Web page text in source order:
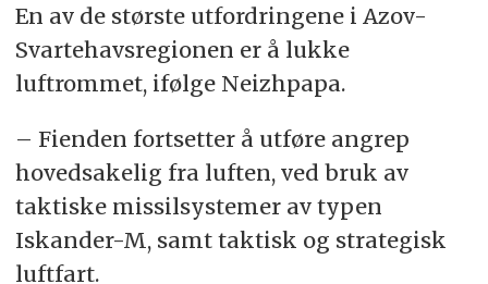
En av de største utfordringene i Azov-
Svartehavsregionen er å lukke
luftrommet, ifølge Neizhpapa.
– Fienden fortsetter å utføre angrep
hovedsakelig fra luften, ved bruk av
taktiske missilsystemer av typen
Iskander-M, samt taktisk og strategisk
luftfart.